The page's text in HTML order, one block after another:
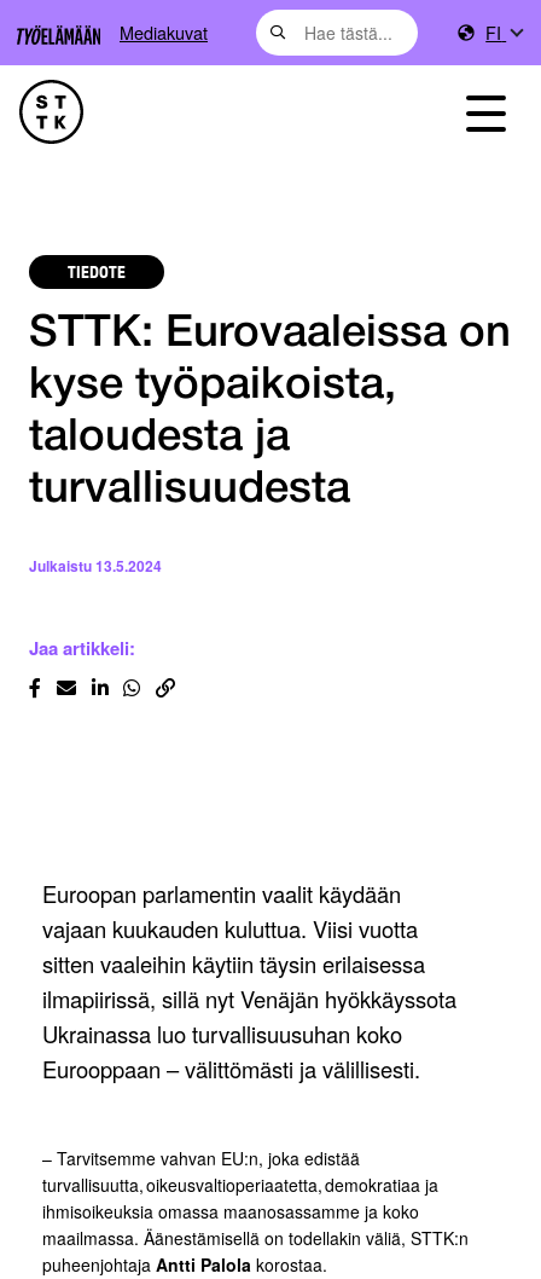
Mediakuvat FI
TIEDOTE
STTK: Eurovaaleissa on
kyse työpaikoista,
taloudesta ja
turvallisuudesta
Julkaistu13.5.2024
Jaa artikkeli:
Euroopan parlamentin vaalit käydään
vajaan kuukauden kuluttua. Viisi vuotta
sitten vaaleihin käytiin täysin erilaisessa
ilmapiirissä, sillä nyt Venäjän hyökkäyssota
Ukrainassa luo turvallisuusuhan koko
Eurooppaan – välittömästi ja välillisesti.
– Tarvitsemme vahvan EU:n, joka edistää
turvallisuutta, oikeusvaltioperiaatetta, demokratiaa ja
ihmisoikeuksia omassa maanosassamme ja koko
maailmassa. Äänestämisellä on todellakin väliä, STTK:n
puheenjohtaja Antti Palola korostaa.